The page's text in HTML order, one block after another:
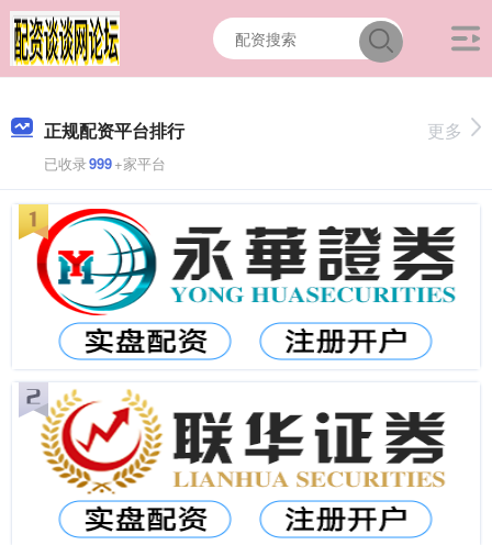
正规配资平台排行
已收录999+家平台
更多